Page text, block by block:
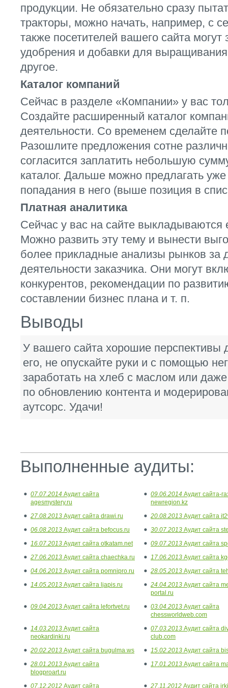
продукции. Не обязательно сразу
тракторы, можно начать, например, с
также посетителей вашего сайта
удобрения и добавки для
другое.
Каталог компаний
Сейчас в разделе «Компании» у вас
Создайте расширенный каталог
деятельности. Со временем сделайте
Разошлите предложения сотне
согласится заплатить небольшую
каталог. Дальше можно предлагать
попадания в него (выше позиция в
Платная аналитика
Сейчас у вас на сайте
Можно развить эту тему и вынести
более прикладные анализы рынков за
деятельности заказчика. Они могут
конкурентов, рекомендации по
составлении бизнес плана и т. п.
Выводы
У вашего сайта хорошие перспективы
его, не опускайте руки и с помощью
заработать на хлеб с маслом или
по обновлению контента и
аутсорс. Удачи!
Выполненные аудиты:
07.07.2014 Аудит сайта
agesmystery.ru
09.06.2014 Аудит сайта-
newregion.kz
27.08.2013 Аудит сайта drawi.ru 20.08.2013 Аудит сайта
06.08.2013 Аудит сайта befocus.ru 30.07.2013 Аудит сайта
16.07.2013 Аудит сайта otkatam.net 09.07.2013 Аудит сайта
27.06.2013 Аудит сайта chaechka.ru 17.06.2013 Аудит сайта
04.06.2013 Аудит сайта pomnipro.ru 28.05.2013 Аудит сайта
14.05.2013 Аудит сайта ljapis.ru 24.04.2013 Аудит сайта
portal.ru
09.04.2013 Аудит сайта lefortvet.ru 03.04.2013 Аудит сайта
chessworldweb.com
14.03.2013 Аудит сайта
neokardinki.ru
07.03.2013 Аудит сайта
club.com
20.02.2013 Аудит сайта bugulma.ws 15.02.2013 Аудит сайта
28.01.2013 Аудит сайта
blogproart.ru
17.01.2013 Аудит сайта
07.12.2012 Аудит сайта
27.11.2012 Аудит сайта